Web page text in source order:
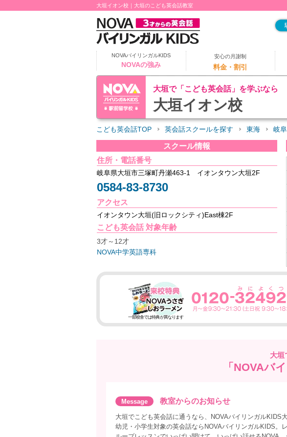
大垣イオン校｜大垣のこども英会話教室
NOVAバイリンガルKIDS
NOVAの強み
安心の月謝制
料金・割引
大垣イオン校
大垣で「こども英会話」を学ぶなら
こども英会話TOP 英会話スクールを探す 東海 岐阜
スクール情報
住所・電話番号
岐阜県大垣市三塚町丹瀬463-1 イオンタウン大垣2F
0584-83-8730
アクセス
イオンタウン大垣(旧ロックシティ)East棟2F
こども英会話 対象年齢
3才～12才
NOVA中学英語専科
一部校舎では特典が異なります
大垣
「NOVAバ
教室からのお知らせ
大垣でこども英会話に通うなら、NOVAバイリンガルKIDS
幼児・小学生対象の英会話ならNOVAバイリンガルKIDS。